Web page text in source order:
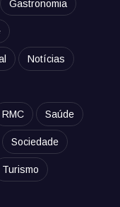
Gastronomia
Notícias
RMC Saúde
Sociedade
Turismo